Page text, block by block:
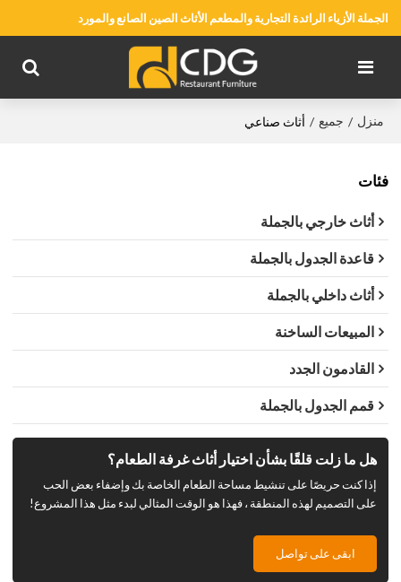
الجملة الأزياء الرائدة التجارية والمطعم الأثاث الصين الصانع والمورد
منزل / جميع / أثاث صناعي
فئات
أثاث خارجي بالجملة
قاعدة الجدول بالجملة
أثاث داخلي بالجملة
المبيعات الساخنة
القادمون الجدد
قمم الجدول بالجملة
هل ما زلت قلقًا بشأن اختيار أثاث غرفة الطعام؟
إذا كنت حريصًا على تنشيط مساحة الطعام الخاصة بك وإضفاء بعض الحب
على التصميم لهذه المنطقة ، فهذا هو الوقت المثالي لبدء مثل هذا المشروع!
ابقى على تواصل